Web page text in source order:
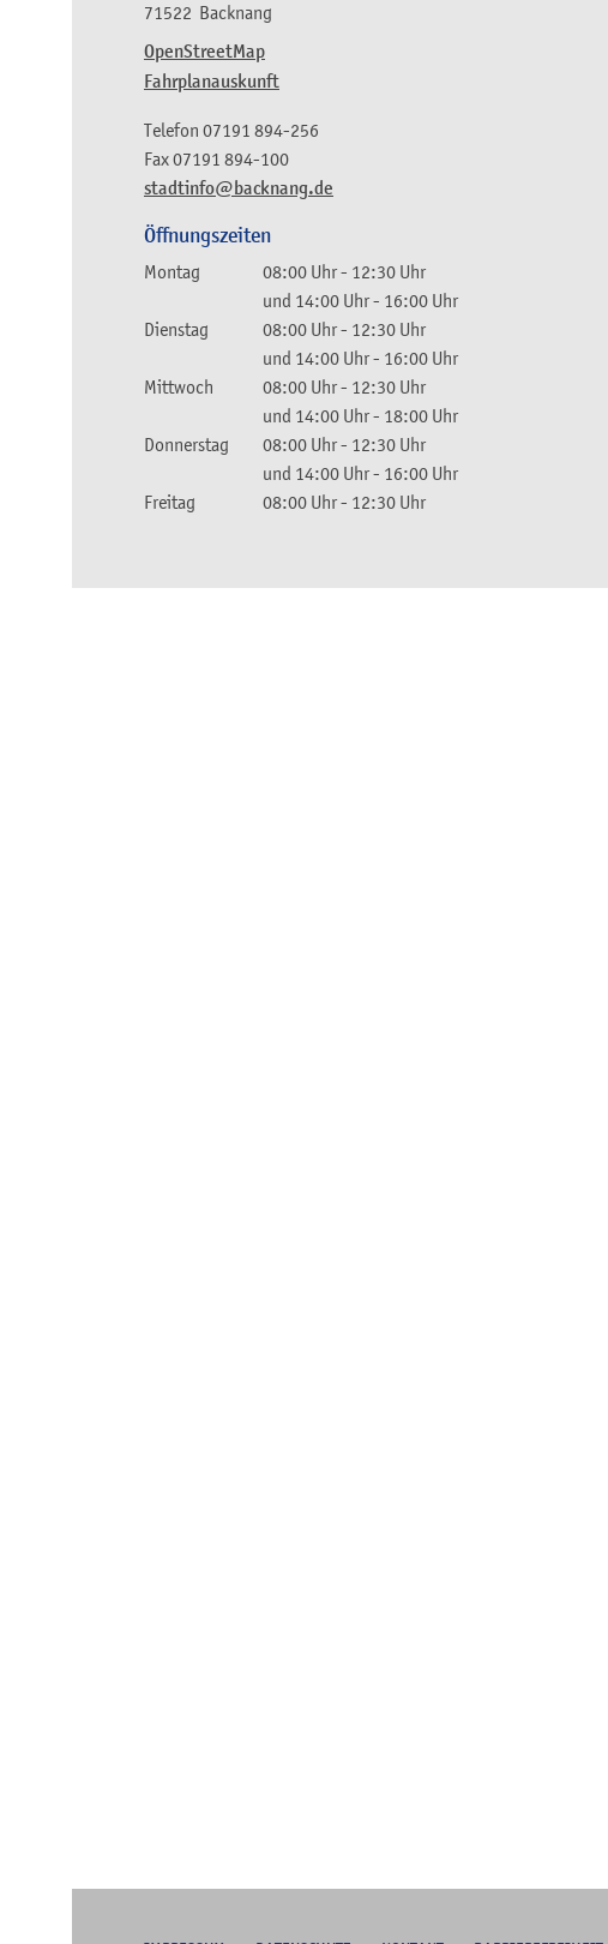
71522 Backnang
OpenStreetMap
Fahrplanauskunft
stadtinfo@backnang.de
Telefon 07191 894-256
Fax07191 894-100
Öffnungszeiten
Montag 08:00 Uhr- 12:30 Uhr
und 14:00 Uhr- 16:00 Uhr
Dienstag
08:00 Uhr- 12:30 Uhr
und 14:00 Uhr- 16:00 Uhr
Mittwoch
08:00 Uhr- 12:30 Uhr
und 14:00 Uhr- 18:00 Uhr
Donnerstag
08:00 Uhr- 12:30 Uhr
und 14:00 Uhr- 16:00 Uhr
Freitag
08:00 Uhr- 12:30 Uhr